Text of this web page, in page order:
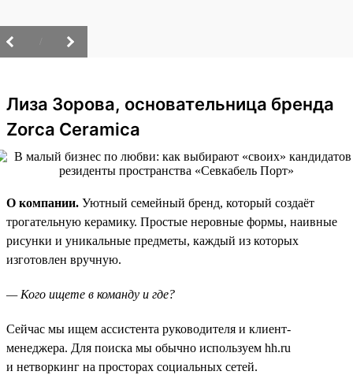
Лиза Зорова, основательница бренда
Zorca Ceramica
О компании. Уютный семейный бренд, который создаёт
трогательную керамику. Простые неровные формы, наивные
рисунки и уникальные предметы, каждый из которых
изготовлен вручную.
— Кого ищете в команду и где?
Сейчас мы ищем ассистента руководителя и клиент-
менеджера. Для поиска мы обычно используем hh.ru
и нетворкинг на просторах социальных сетей.